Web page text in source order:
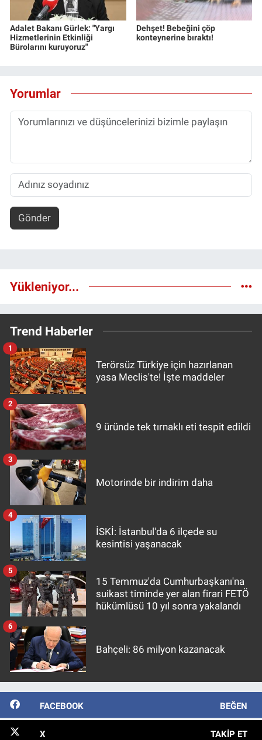
Adalet Bakanı Gürlek: "Yargı
Hizmetlerinin Etkinliği
Bürolarını kuruyoruz"
Dehşet! Bebeğini çöp
konteynerine bıraktı!
Yorumlar
Gönder
Yükleniyor...
Trend Haberler
Terörsüz Türkiye için hazırlanan
yasa Meclis'te! İşte maddeler
1
9 üründe tek tırnaklı eti tespit edildi
2
Motorinde bir indirim daha
3
İSKİ: İstanbul'da 6 ilçede su
kesintisi yaşanacak
4
15 Temmuz'da Cumhurbaşkanı'na
suikast timinde yer alan firari FETÖ
hükümlüsü 10 yıl sonra yakalandı
5
Bahçeli: 86 milyon kazanacak
6
FACEBOOK BEĞEN
X TAKIP ET